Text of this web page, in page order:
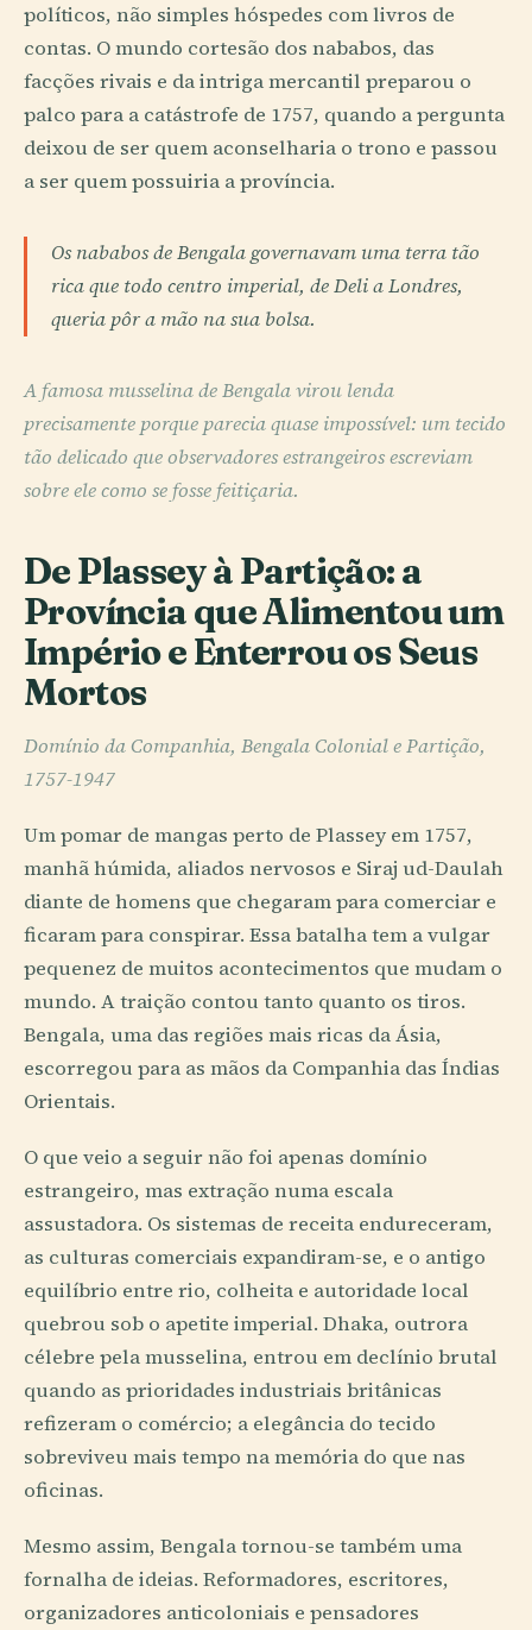
políticos, não simples hóspedes com livros de
contas. O mundo cortesão dos nababos, das
facções rivais e da intriga mercantil preparou o
palco para a catástrofe de 1757, quando a pergunta
deixou de ser quem aconselharia o trono e passou
a ser quem possuiria a província.
Os nababos de Bengala governavam uma terra tão
rica que todo centro imperial, de Deli a Londres,
queria pôr a mão na sua bolsa.
A famosa musselina de Bengala virou lenda
precisamente porque parecia quase impossível: um tecido
tão delicado que observadores estrangeiros escreviam
sobre ele como se fosse feitiçaria.
De Plassey à Partição: a
Província que Alimentou um
Império e Enterrou os Seus
Mortos
Domínio da Companhia, Bengala Colonial e Partição,
1757-1947
Um pomar de mangas perto de Plassey em 1757,
manhã húmida, aliados nervosos e Siraj ud-Daulah
diante de homens que chegaram para comerciar e
ficaram para conspirar. Essa batalha tem a vulgar
pequenez de muitos acontecimentos que mudam o
mundo. A traição contou tanto quanto os tiros.
Bengala, uma das regiões mais ricas da Ásia,
escorregou para as mãos da Companhia das Índias
Orientais.
O que veio a seguir não foi apenas domínio
estrangeiro, mas extração numa escala
assustadora. Os sistemas de receita endureceram,
as culturas comerciais expandiram-se, e o antigo
equilíbrio entre rio, colheita e autoridade local
quebrou sob o apetite imperial. Dhaka, outrora
célebre pela musselina, entrou em declínio brutal
quando as prioridades industriais britânicas
refizeram o comércio; a elegância do tecido
sobreviveu mais tempo na memória do que nas
oficinas.
Mesmo assim, Bengala tornou-se também uma
fornalha de ideias. Reformadores, escritores,
organizadores anticoloniais e pensadores